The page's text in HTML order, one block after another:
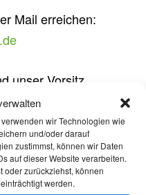
wir Technologien wie
und/oder darauf
zustimmst, können wir Daten
auf dieser Website verarbeiten.
zurückziehst, können
werden.
Mail erreichen:
unser Vorsitz
ersten
Sie für Anfragen
aachen.de.
können Sie uns